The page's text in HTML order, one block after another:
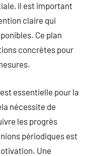
il est important
claire qui
Ce plan
concrètes pour
essentielle pour la
nécessite de
les progrès
périodiques est
Une